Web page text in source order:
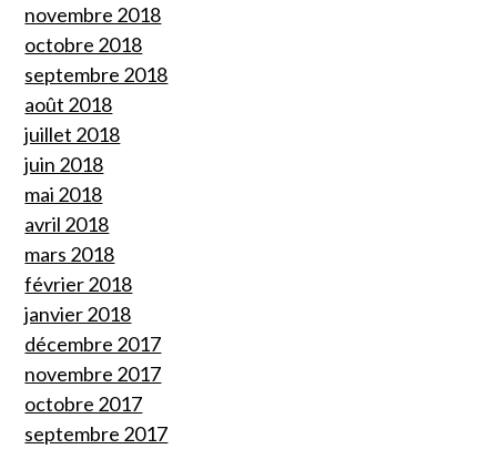
novembre 2018
octobre 2018
septembre 2018
août 2018
juillet 2018
juin 2018
mai 2018
avril 2018
mars 2018
février 2018
janvier 2018
décembre 2017
novembre 2017
octobre 2017
septembre 2017